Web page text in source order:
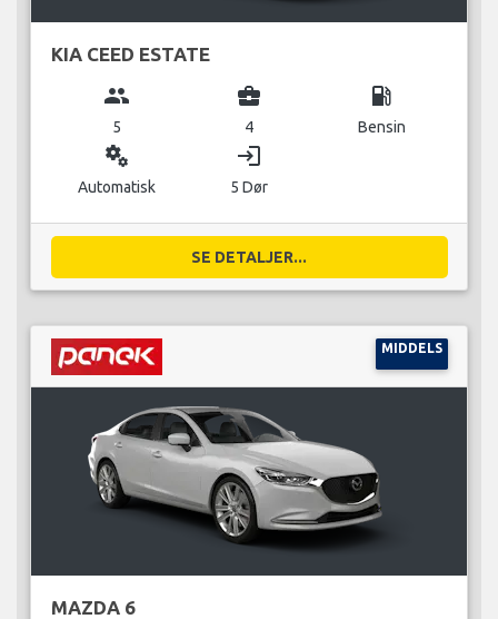
KIA CEED ESTATE
group
5
business_center
4
local_gas_station
Bensin
miscellaneous_services
Automatisk
login
5 Dør
SE DETALJER...
MIDDELS
MAZDA 6